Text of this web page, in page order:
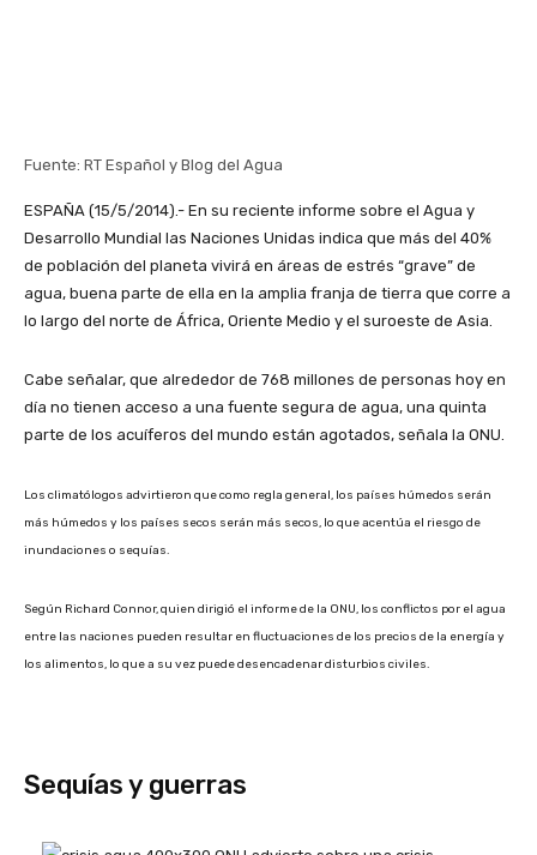
Fuente: RT Español y Blog del Agua
ESPAÑA (15/5/2014).- En su reciente informe sobre el Agua y
Desarrollo Mundial las Naciones Unidas indica que más del 40%
de población del planeta vivirá en áreas de estrés “grave” de
agua, buena parte de ella en la amplia franja de tierra que corre a
lo largo del norte de África, Oriente Medio y el suroeste de Asia.
Cabe señalar, que alrededor de 768 millones de personas hoy en
día no tienen acceso a una fuente segura de agua, una quinta
parte de los acuíferos del mundo están agotados, señala la ONU.
Los climatólogos advirtieron que como regla general, los países húmedos serán
más húmedos y los países secos serán más secos, lo que acentúa el riesgo de
inundaciones o sequías.
Según Richard Connor, quien dirigió el informe de la ONU, los conflictos por el agua
entre las naciones pueden resultar en fluctuaciones de los precios de la energía y
los alimentos, lo que a su vez puede desencadenar disturbios civiles.
Sequías y guerras